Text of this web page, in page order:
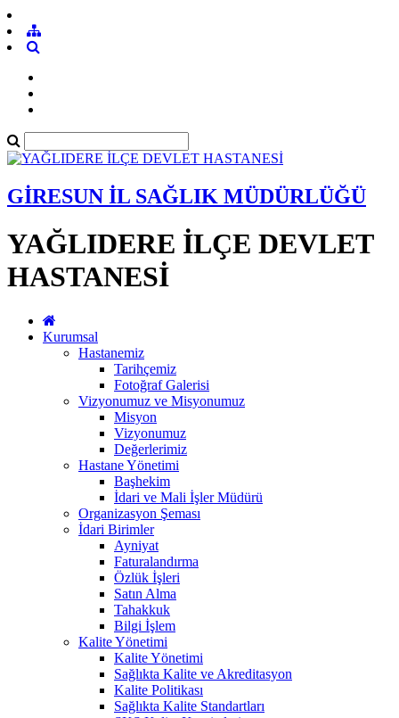
GİRESUN İL SAĞLIK MÜDÜRLÜĞÜ
YAĞLIDERE İLÇE DEVLET
HASTANESİ
Kurumsal
Hastanemiz
Tarihçemiz
Fotoğraf Galerisi
Vizyonumuz ve Misyonumuz
Misyon
Vizyonumuz
Değerlerimiz
Hastane Yönetimi
Başhekim
İdari ve Mali İşler Müdürü
Organizasyon Şeması
İdari Birimler
Ayniyat
Faturalandırma
Özlük İşleri
Satın Alma
Tahakkuk
Bilgi İşlem
Kalite Yönetimi
Kalite Yönetimi
Sağlıkta Kalite ve Akreditasyon
Kalite Politikası
Sağlıkta Kalite Standartları